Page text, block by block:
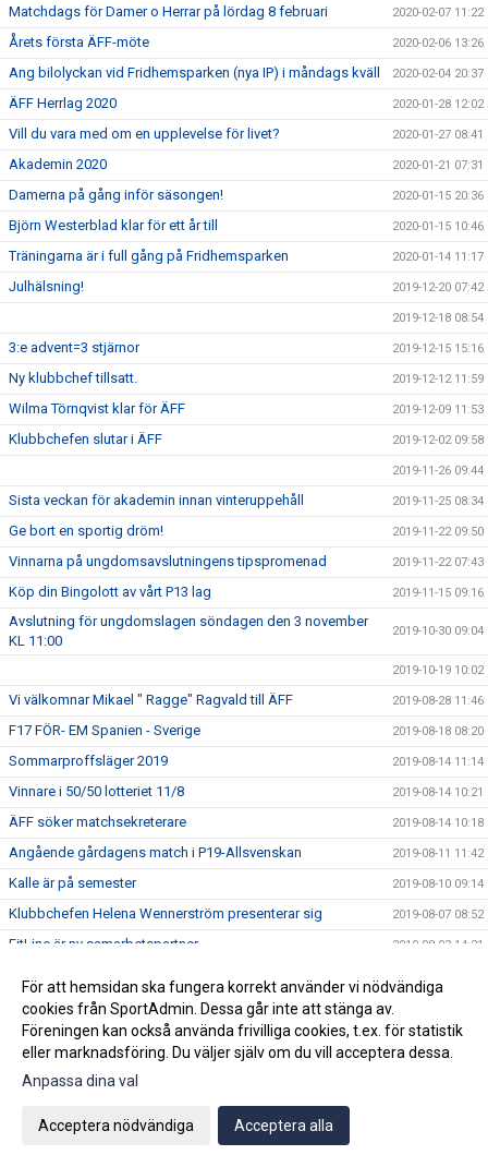
Matchdags för Damer o Herrar på lördag 8 februari 2020-02-07 11:22
Årets första ÄFF-möte 2020-02-06 13:26
Ang bilolyckan vid Fridhemsparken (nya IP) i måndags kväll 2020-02-04 20:37
ÄFF Herrlag 2020 2020-01-28 12:02
Vill du vara med om en upplevelse för livet? 2020-01-27 08:41
Akademin 2020 2020-01-21 07:31
Damerna på gång inför säsongen! 2020-01-15 20:36
Björn Westerblad klar för ett år till 2020-01-15 10:46
Träningarna är i full gång på Fridhemsparken 2020-01-14 11:17
Julhälsning! 2019-12-20 07:42
2019-12-18 08:54
3:e advent=3 stjärnor 2019-12-15 15:16
Ny klubbchef tillsatt. 2019-12-12 11:59
Wilma Törnqvist klar för ÄFF 2019-12-09 11:53
Klubbchefen slutar i ÄFF 2019-12-02 09:58
2019-11-26 09:44
Sista veckan för akademin innan vinteruppehåll 2019-11-25 08:34
Ge bort en sportig dröm! 2019-11-22 09:50
Vinnarna på ungdomsavslutningens tipspromenad 2019-11-22 07:43
Köp din Bingolott av vårt P13 lag 2019-11-15 09:16
Avslutning för ungdomslagen söndagen den 3 november
KL 11:00
2019-10-30 09:04
2019-10-19 10:02
Vi välkomnar Mikael " Ragge" Ragvald till ÄFF 2019-08-28 11:46
F17 FÖR- EM Spanien - Sverige 2019-08-18 08:20
Sommarproffsläger 2019 2019-08-14 11:14
Vinnare i 50/50 lotteriet 11/8 2019-08-14 10:21
ÄFF söker matchsekreterare 2019-08-14 10:18
Angående gårdagens match i P19-Allsvenskan 2019-08-11 11:42
Kalle är på semester 2019-08-10 09:14
Klubbchefen Helena Wennerström presenterar sig 2019-08-07 08:52
FitLine är ny samarbetspartner 2019-08-03 14:21
Flera lag drar igång igen
Bemanning på våra kanslier i sommar 2019-07-04 08:02
Vinnare i 50/50 lotteriet 29/6
Ladda ner Min Fotboll-appen
För att hemsidan ska fungera korrekt använder vi nödvändiga
cookies från SportAdmin. Dessa går inte att stänga av.
Föreningen kan också använda frivilliga cookies, t.ex. för statistik
eller marknadsföring. Du väljer själv om du vill acceptera dessa.
Anpassa dina val
Acceptera nödvändiga Acceptera alla